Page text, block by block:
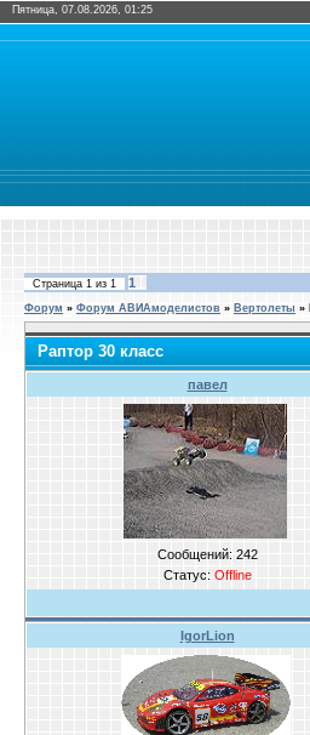
Пятница, 07.08.2026, 01:25
Страница 1 из 1 1
Форум » Форум АВИАмоделистов » Вертолеты »
Раптор 30 класс
павел
Сообщений: 242
Статус: Offline
IgorLion